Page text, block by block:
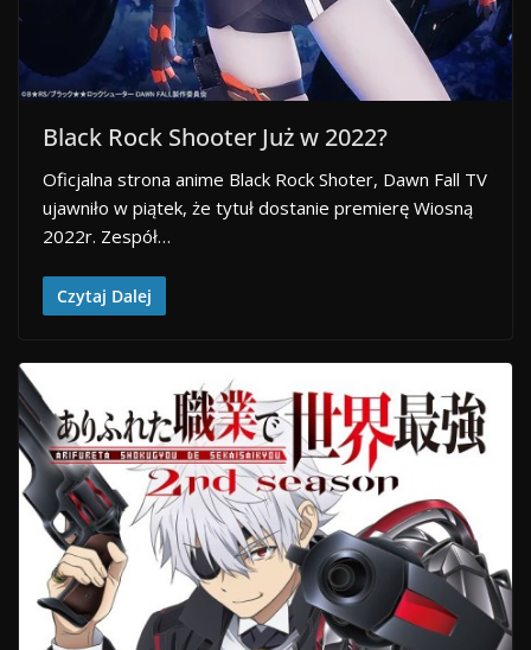
Black Rock Shooter Już w 2022?
Oficjalna strona anime Black Rock Shoter, Dawn Fall TV
ujawniło w piątek, że tytuł dostanie premierę Wiosną
2022r. Zespół…
Czytaj Dalej